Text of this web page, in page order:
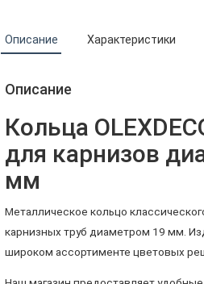
Описание Характеристики
Описание
Кольца
для карнизов
мм
Металлическое кольцо
карнизных труб диаметром 19 мм.
широком ассортименте цветовых